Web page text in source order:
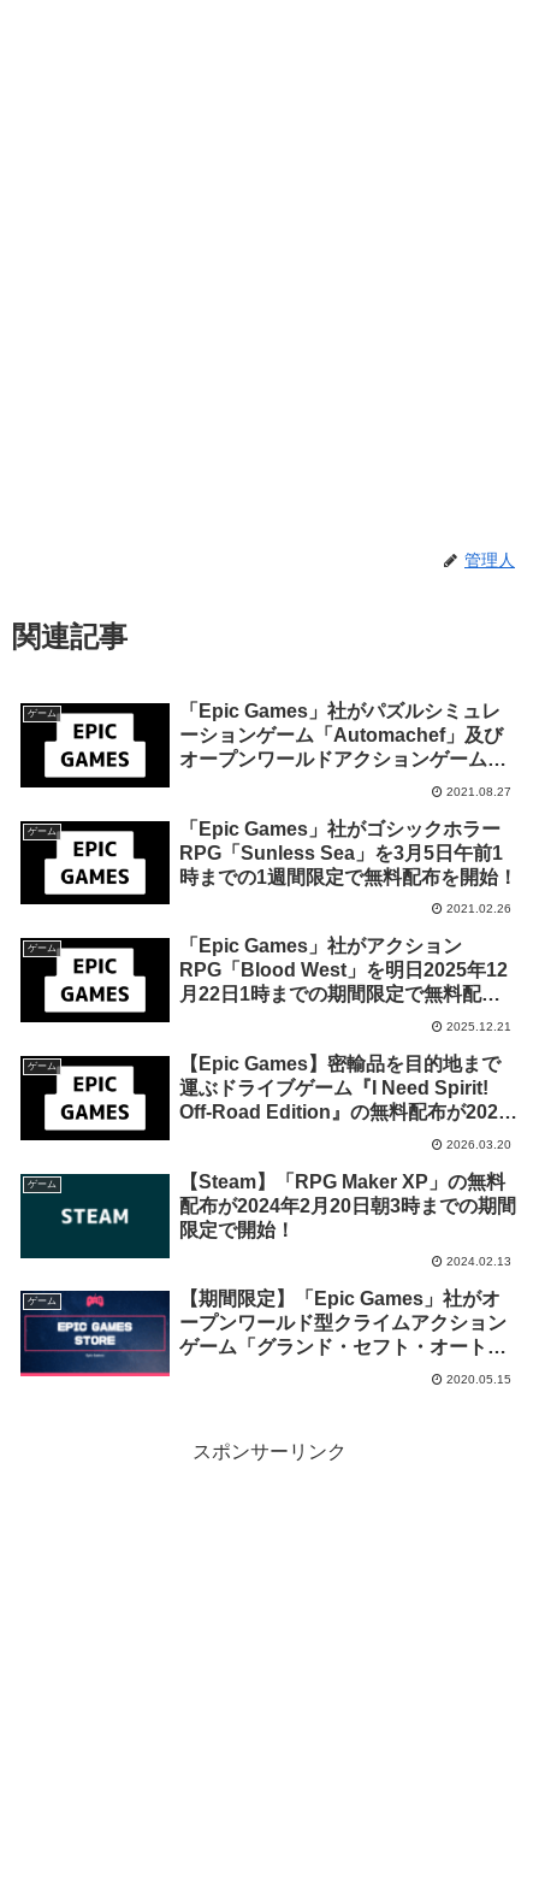
管理人
関連記事
ゲーム
「Epic Games」社がパズルシミュレ
ーションゲーム「Automachef」及び
オープンワールドアクションゲーム
「セインツロウ：ザ・サード リマスタ
1週間限定で無料配布を開始！
2021.08.27
ゲーム
「Epic Games」社がゴシックホラー
RPG「Sunless Sea」を3月5日午前1
時までの1週間限定で無料配布を開始！
2021.02.26
ゲーム
「Epic Games」社がアクション
RPG「Blood West」を明日2025年12
月22日1時までの期間限定で無料配布
2025.12.21
ゲーム
【Epic Games】密輸品を目的地まで
運ぶドライブゲーム『I Need Spirit!
Off-Road Edition』の無料配布が2026
年4月3日午前7時までの期間限定で開
2026.03.20
ゲーム
【Steam】「RPG Maker XP」の無料
配布が2024年2月20日朝3時までの期間
限定で開始！
2024.02.13
ゲーム
【期間限定】「Epic Games」社がオ
ープンワールド型クライムアクション
ゲーム「グランド・セフト・オート
2020.05.15
スポンサーリンク